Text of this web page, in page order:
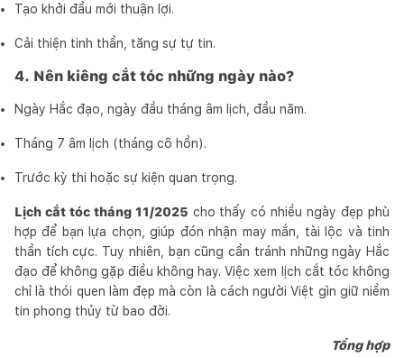
Tạo khởi đầu mới thuận lợi.
Cải thiện tinh thần, tăng sự tự tin.
4. Nên kiêng cắt tóc những ngày nào?
Ngày Hắc đạo, ngày đầu tháng âm lịch, đầu năm.
Tháng 7 âm lịch (tháng cô hồn).
Trước kỳ thi hoặc sự kiện quan trọng.
Lịch cắt tóc tháng 11/2025 cho thấy có nhiều ngày đẹp phù
hợp để bạn lựa chọn, giúp đón nhận may mắn, tài lộc và tinh
thần tích cực. Tuy nhiên, bạn cũng cần tránh những ngày Hắc
đạo để không gặp điều không hay. Việc xem lịch cắt tóc không
chỉ là thói quen làm đẹp mà còn là cách người Việt gìn giữ niềm
tin phong thủy từ bao đời.
Tổng hợp